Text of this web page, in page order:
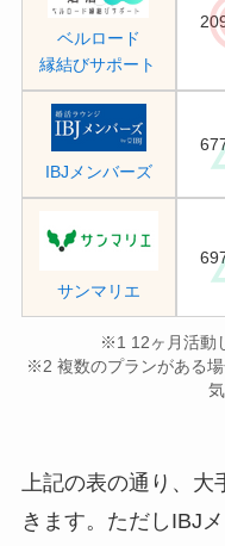
ベルロード
縁結びサポート
IBJメンバーズ
サンマリエ
※1 12ヶ月活動
※2 複数のプランがある
上記の表の通り、大
きます。ただしIBJ